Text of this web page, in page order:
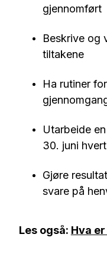
gjennomført
Beskrive og
tiltakene
Ha rutiner
Utarbeide
30. juni
Gjøre
svare på
Les også: Hva